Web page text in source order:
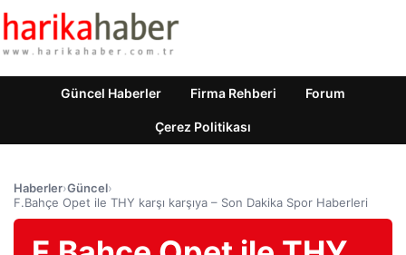
Güncel Haberler Firma Rehberi Forum
Çerez Politikası
Haberler›Güncel›
F.Bahçe Opet ile THY karşı karşıya – Son Dakika Spor Haberleri